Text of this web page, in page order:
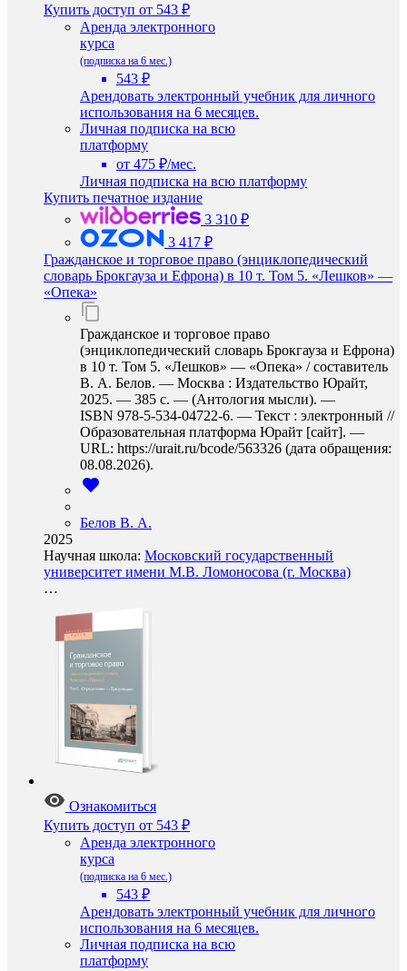
Купить доступ от 543 ₽
Аренда электронного
курса
(подписка на 6 мес.)
543 ₽
Арендовать электронный учебник для личного
использования на 6 месяцев.
Личная подписка на всю
платформу
от 475 ₽/мес.
Личная подписка на всю платформу
Купить печатное издание
3 310 ₽
3 417 ₽
Гражданское и торговое право (энциклопедический
словарь Брокгауза и Ефрона) в 10 т. Том 5. «Лешков» —
«Опека»
Гражданское и торговое право
(энциклопедический словарь Брокгауза и Ефрона)
в 10 т. Том 5. «Лешков» — «Опека» / составитель
В. А. Белов. — Москва : Издательство Юрайт,
2025. — 385 с. — (Антология мысли). —
ISBN 978-5-534-04722-6. — Текст : электронный //
Образовательная платформа Юрайт [сайт]. —
URL: https://urait.ru/bcode/563326 (дата обращения:
08.08.2026).
Белов В. А.
2025
Научная школа: Московский государственный
университет имени М.В. Ломоносова (г. Москва)
…
Ознакомиться
Купить доступ от 543 ₽
Аренда электронного
курса
(подписка на 6 мес.)
543 ₽
Арендовать электронный учебник для личного
использования на 6 месяцев.
Личная подписка на всю
платформу